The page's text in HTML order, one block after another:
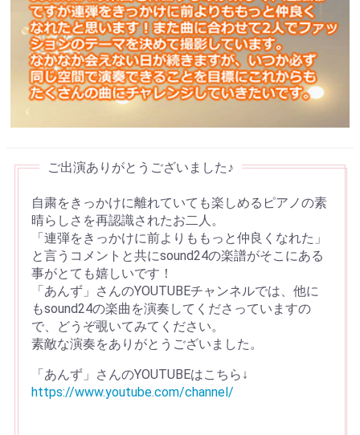
自粛をきっかけに離れていても楽しめるピアノの素
晴らしさを再認識されたお二人。
「連弾をきっかけに前よりももっと仲良くなれた」
と言うコメントと共にsound24の楽譜がそこにある
事がとても嬉しいです！
「あんず」さんのYOUTUBEチャンネルでは、他に
もsound24の楽曲を演奏してくださっていますの
で、どうぞ覗いてみてください。
素敵な演奏をありがとうございました。
「あんず」さんのYOUTUBEはこちら↓
https://www.youtube.com/channel/